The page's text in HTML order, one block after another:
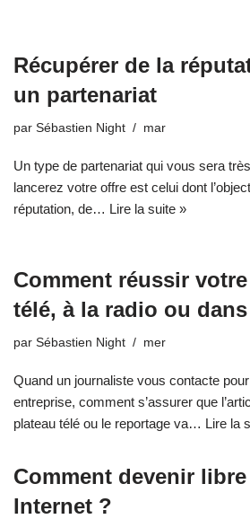
Récupérer de la
un partenariat
par Sébastien Night mar
Un type de partenariat qui vous sera
lancerez votre offre est celui dont
réputation, de… Lire la suite »
Comment réussir
télé, à la radio ou
par Sébastien Night mer
Quand un journaliste vous contacte
entreprise, comment s’assurer que
plateau télé ou le reportage va… Lire la
Comment devenir
Internet ?